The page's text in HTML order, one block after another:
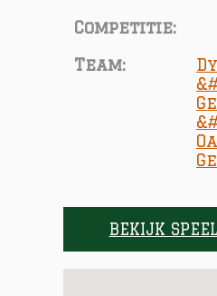
Competitie:
Team:
BEKIJK